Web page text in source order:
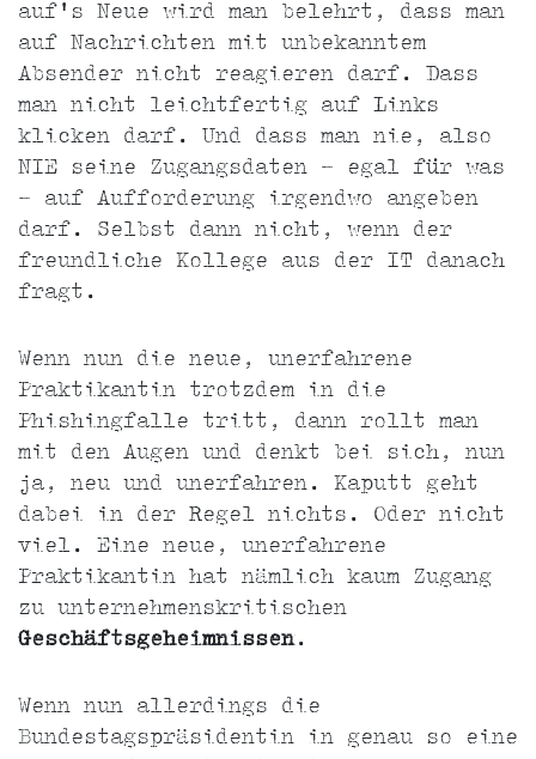
auf's Neue wird man belehrt, dass man
auf Nachrichten mit unbekanntem
Absender nicht reagieren darf. Dass
man nicht leichtfertig auf Links
klicken darf. Und dass man nie, also
NIE seine Zugangsdaten - egal für was
- auf Aufforderung irgendwo angeben
darf. Selbst dann nicht, wenn der
freundliche Kollege aus der IT danach
fragt.
Wenn nun die neue, unerfahrene
Praktikantin trotzdem in die
Phishingfalle tritt, dann rollt man
mit den Augen und denkt bei sich, nun
ja, neu und unerfahren. Kaputt geht
dabei in der Regel nichts. Oder nicht
viel. Eine neue, unerfahrene
Praktikantin hat nämlich kaum Zugang
zu unternehmenskritischen
Geschäftsgeheimnissen.
Wenn nun allerdings die
Bundestagspräsidentin in genau so eine